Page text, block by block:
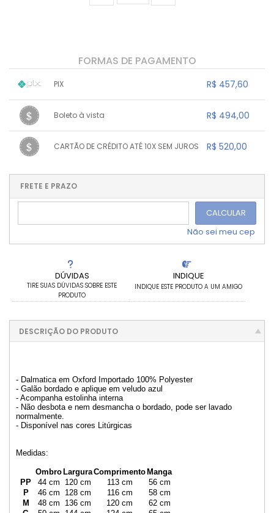
DÚVIDAS
TIRE SUAS DÚVIDAS SOBRE ESTE
PRODUTO
INDIQUE
INDIQUE ESTE PRODUTO A UM AMIGO
FORMAS DE PAGAMENTO
PIX R$ 457,60
.
Boleto à vista R$ 494,00
.
CARTÃO DE CRÉDITO ATÉ 10X SEM JUROS R$ 520,00
...
....
FRETE E PRAZO
CALCULAR
Não sei meu cep
DESCRIÇÃO DO PRODUTO
- Dalmatica em Oxford Importado 100% Polyester
- Galão bordado e aplique em veludo azul
- Acompanha estolinha interna
- Não desbota e nem desmancha o bordado, pode ser lavado
normalmente.
- Disponível nas cores Litúrgicas
Medidas:
Ombro LarguraComprimento Manga
PP
44 cm 120 cm 113 cm
56 cm
P
46 cm 128 cm 116 cm
58 cm
M
48 cm 136 cm 120 cm
62 cm